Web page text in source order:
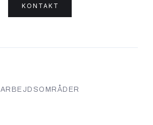
KONTAKT
ARBEJDSOMRÅDER